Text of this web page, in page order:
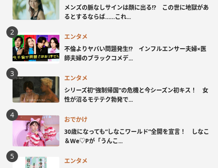
メンズの脈なしサインは顔に出る!? この世に地獄があ
るとするならば……これ...
エンタメ
不倫よりヤバい問題発生!? インフルエンサー夫婦×医
師夫婦のブラックコメデ...
エンタメ
シリーズ初“強制帰国”の危機と今シーズン初キス！ 女
性が沼るモテテク勃発で...
おでかけ
30歳になっても“しなこワールド”全開を宣言！ しなこ
＆We♡Pが「うんこ...
エンタメ